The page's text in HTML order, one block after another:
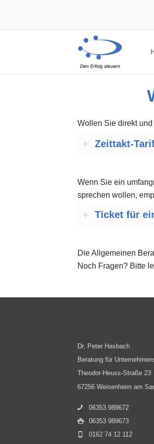
Wollen Sie direkt
Zeittakt-
Wenn Sie ein
sprechen wollen,
Ticket für
Die Allgemeinen
Noch Fragen? Bitte
Dr. Peter Hasbach
Beratung für
Theodor-Heuss-Straße 23
67256 Weisenheim am
06353 989672
06353 989673
0162 74 12 112